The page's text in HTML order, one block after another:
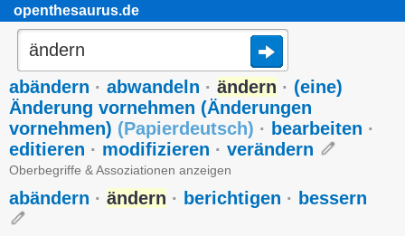
openthesaurus.de
abändern · abwandeln · ändern · (eine)
Änderung vornehmen (Änderungen
vornehmen) (Papierdeutsch) · bearbeiten ·
editieren · modifizieren · verändern
Oberbegriffe & Assoziationen anzeigen
abändern · ändern · berichtigen · bessern